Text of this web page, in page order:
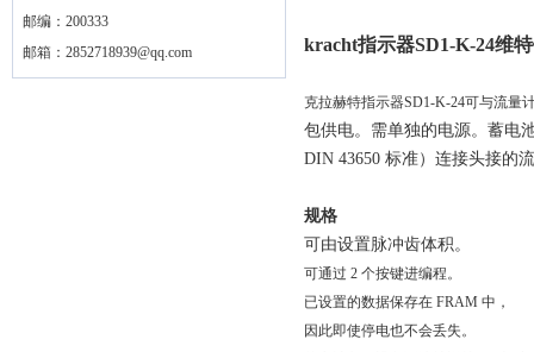
邮编：200333
邮箱： 2852718939@qq.com kracht指示器SD1-K-24维
克拉赫特指示器SD1-K-24可与流量
包供电。需单独的电源。蓄电
DIN 43650 标准）连接头接的
规格
可由设置脉冲齿体积。
可通过 2 个按键进编程。
已设置的数据保存在 FRAM 中，
因此即使停电也不会丢失。